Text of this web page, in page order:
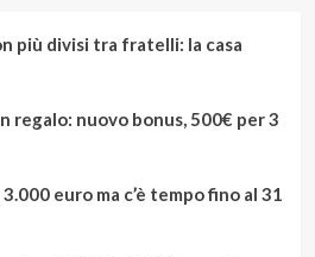
più divisi tra fratelli: la casa
regalo: nuovo bonus, 500€ per 3
euro ma c’è tempo fino al 31